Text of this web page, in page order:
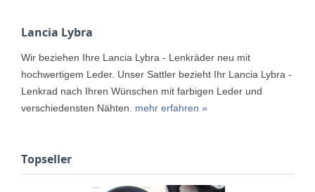
Lancia Lybra
Wir beziehen Ihre Lancia Lybra - Lenkräder neu mit
hochwertigem Leder. Unser Sattler bezieht Ihr Lancia Lybra -
Lenkrad nach Ihren Wünschen mit farbigen Leder und
verschiedensten Nähten. mehr erfahren »
Topseller